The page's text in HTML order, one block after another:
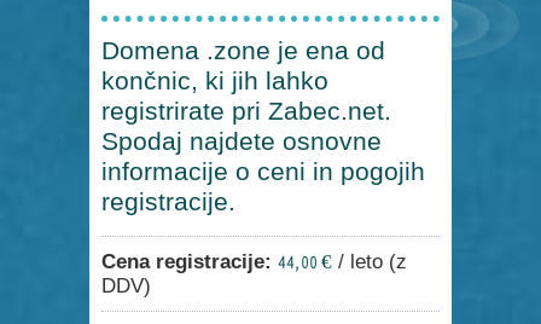
Domena .zone je ena od
končnic, ki jih lahko
registrirate pri Zabec.net.
Spodaj najdete osnovne
informacije o ceni in pogojih
registracije.
Cena registracije: 44,00 € / leto (z
DDV)